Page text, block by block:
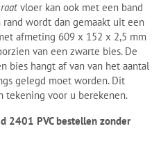
vloer kan ook met een band
wordt dan gemaakt uit een
afmeting 609 x 152 x 2,5 mm
van een zwarte bies. De
bies hangt af van van het aantal
gelegd moet worden. Dit
tekening voor u berekenen.
2401 PVC bestellen zonder